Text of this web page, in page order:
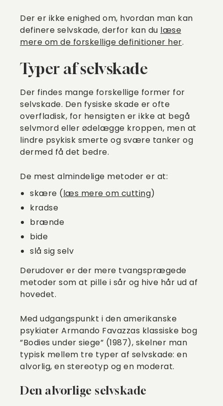
Der er ikke enighed om, hvordan man kan
definere selvskade, derfor kan du læse
mere om de forskellige definitioner her.
Typer af selvskade
Der findes mange forskellige former for
selvskade. Den fysiske skade er ofte
overfladisk, for hensigten er ikke at begå
selvmord eller ødelægge kroppen, men at
lindre psykisk smerte og svære tanker og
dermed få det bedre.
De mest almindelige metoder er at:
skære (læs mere om cutting)
kradse
brænde
bide
slå sig selv
Derudover er der mere tvangsprægede
metoder som at pille i sår og hive hår ud af
hovedet.
Med udgangspunkt i den amerikanske
psykiater Armando Favazzas klassiske bog
”Bodies under siege” (1987), skelner man
typisk mellem tre typer af selvskade: en
alvorlig, en stereotyp og en moderat.
Den alvorlige selvskade